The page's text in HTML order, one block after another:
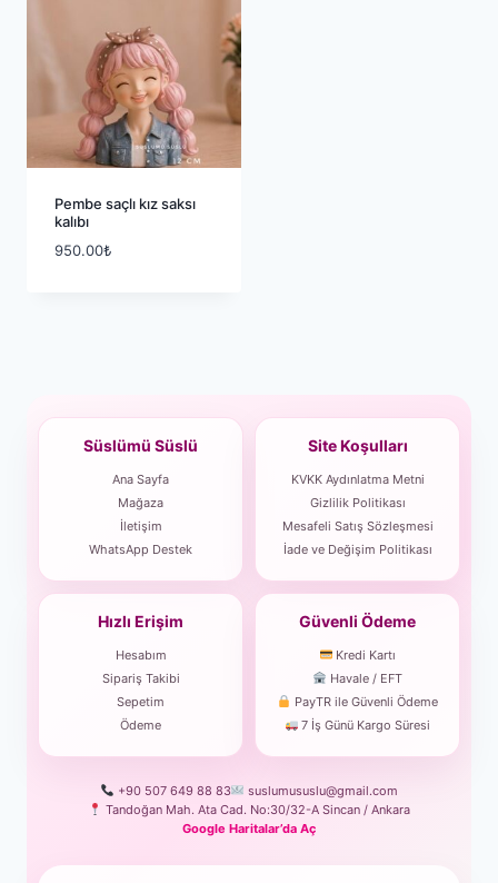
Pembe saçlı kız saksı
kalıbı
950.00₺
Süslümü Süslü
Ana Sayfa
Mağaza
İletişim
WhatsApp Destek
Site Koşulları
KVKK Aydınlatma Metni
Gizlilik Politikası
Mesafeli Satış Sözleşmesi
İade ve Değişim Politikası
Hızlı Erişim
Hesabım
Sipariş Takibi
Sepetim
Ödeme
Güvenli Ödeme
Kredi Kartı
Havale / EFT
PayTR ile Güvenli Ödeme
7 İş Günü Kargo Süresi
+90 507 649 88 83
suslumususlu@gmail.com
Tandoğan Mah. Ata Cad. No:30/32-A Sincan / Ankara
Google Haritalar’da Aç